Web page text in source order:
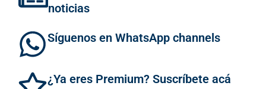
noticias
Síguenos en WhatsApp channels
¿Ya eres Premium? Suscríbete acá